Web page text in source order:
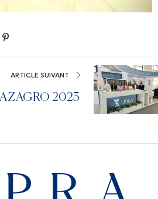
Google+
Pinterest
ARTICLE SUIVANT
2023